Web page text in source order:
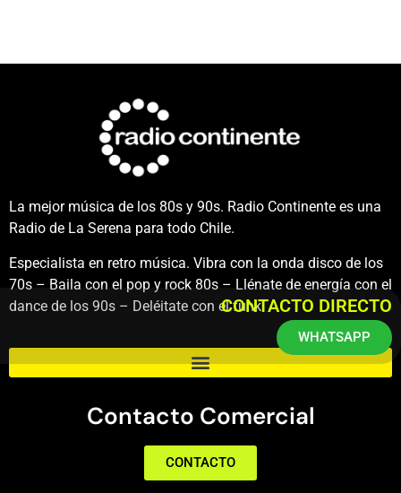
La mejor música de los 80s y 90s. Radio Continente es una
Radio de La Serena para todo Chile.
Especialista en retro música. Vibra con la onda disco de los
70s – Baila con el pop y rock 80s – Llénate de energía con el
dance de los 90s – Deléitate con el funk.
Contacto Comercial
CONTACTO
CONTACTO DIRECTO
WHATSAPP